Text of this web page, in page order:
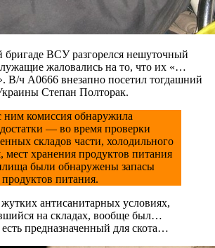
бригаде ВСУ разгорелся нешуточный
жаловались на то, что их «…
В/ч А0666 внезапно посетил тогдашний
Степан Полторак.
ним комиссия обнаружила
— во время проверки
складов части, холодильного
мест хранения продуктов питания
были обнаружены запасы
питания.
антисанитарных условиях,
на складах, вообще был…
предназначенный для скота…